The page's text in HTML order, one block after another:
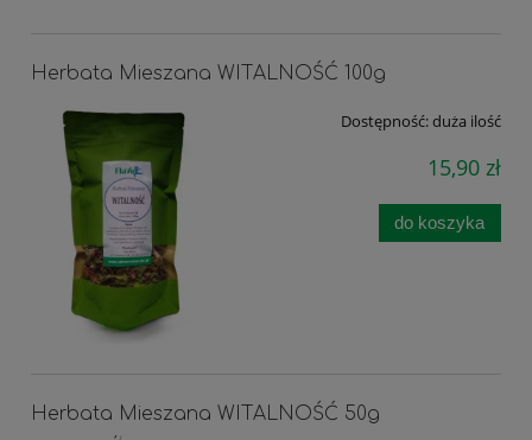
Herbata Mieszana WITALNOŚĆ 100g
Dostępność:duża ilość
15,90 zł
do koszyka
Herbata Mieszana WITALNOŚĆ 50g